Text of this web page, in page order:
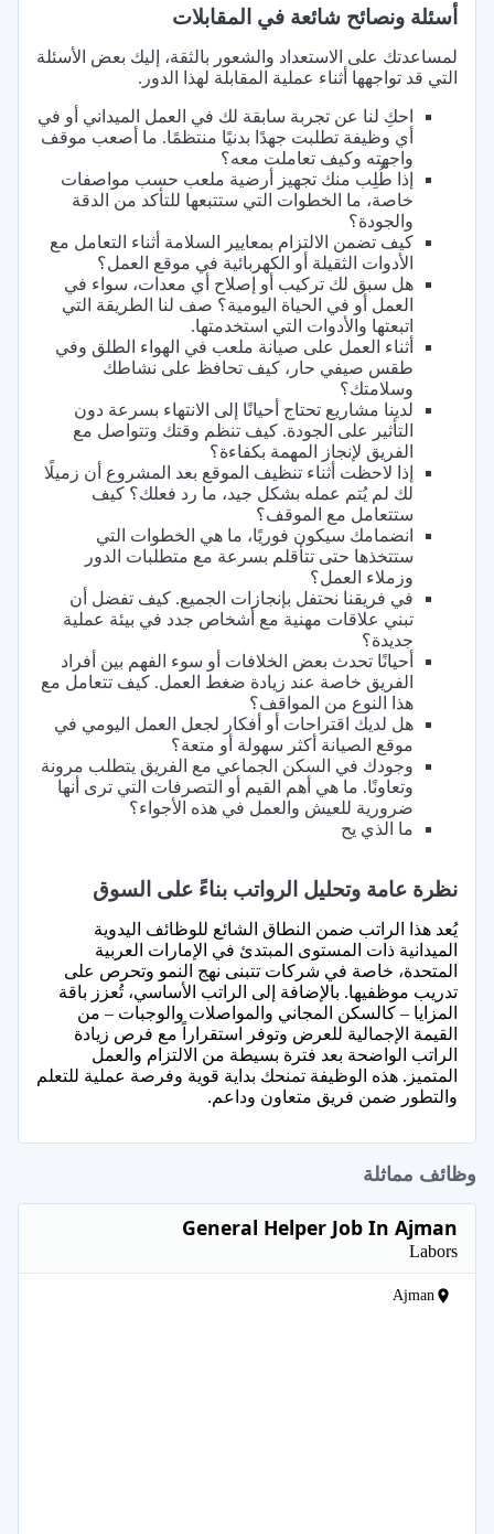
أسئلة ونصائح شائعة في المقابلات
لمساعدتك على الاستعداد والشعور بالثقة، إليك بعض الأسئلة
التي قد تواجهها أثناء عملية المقابلة لهذا الدور.
احكِ لنا عن تجربة سابقة لك في العمل الميداني أو في
أي وظيفة تطلبت جهدًا بدنيًا منتظمًا. ما أصعب موقف
واجهته وكيف تعاملت معه؟
إذا طُلِب منك تجهيز أرضية ملعب حسب مواصفات
خاصة، ما الخطوات التي ستتبعها للتأكد من الدقة
والجودة؟
كيف تضمن الالتزام بمعايير السلامة أثناء التعامل مع
الأدوات الثقيلة أو الكهربائية في موقع العمل؟
هل سبق لك تركيب أو إصلاح أي معدات، سواء في
العمل أو في الحياة اليومية؟ صف لنا الطريقة التي
اتبعتها والأدوات التي استخدمتها.
أثناء العمل على صيانة ملعب في الهواء الطلق وفي
طقس صيفي حار، كيف تحافظ على نشاطك
وسلامتك؟
لدينا مشاريع تحتاج أحيانًا إلى الانتهاء بسرعة دون
التأثير على الجودة. كيف تنظم وقتك وتتواصل مع
الفريق لإنجاز المهمة بكفاءة؟
إذا لاحظت أثناء تنظيف الموقع بعد المشروع أن زميلًا
لك لم يُتم عمله بشكل جيد، ما رد فعلك؟ كيف
ستتعامل مع الموقف؟
انضمامك سيكون فوريًا، ما هي الخطوات التي
ستتخذها حتى تتأقلم بسرعة مع متطلبات الدور
وزملاء العمل؟
في فريقنا نحتفل بإنجازات الجميع. كيف تفضل أن
تبني علاقات مهنية مع أشخاص جدد في بيئة عملية
جديدة؟
أحيانًا تحدث بعض الخلافات أو سوء الفهم بين أفراد
الفريق خاصة عند زيادة ضغط العمل. كيف تتعامل مع
هذا النوع من المواقف؟
هل لديك اقتراحات أو أفكار لجعل العمل اليومي في
موقع الصيانة أكثر سهولة أو متعة؟
وجودك في السكن الجماعي مع الفريق يتطلب مرونة
وتعاونًا. ما هي أهم القيم أو التصرفات التي ترى أنها
ضرورية للعيش والعمل في هذه الأجواء؟
ما الذي يح
نظرة عامة وتحليل الرواتب بناءً على السوق
يُعد هذا الراتب ضمن النطاق الشائع للوظائف اليدوية
الميدانية ذات المستوى المبتدئ في الإمارات العربية
المتحدة، خاصة في شركات تتبنى نهج النمو وتحرص على
تدريب موظفيها. بالإضافة إلى الراتب الأساسي، تُعزز باقة
المزايا – كالسكن المجاني والمواصلات والوجبات – من
القيمة الإجمالية للعرض وتوفر استقراراً مع فرص زيادة
الراتب الواضحة بعد فترة بسيطة من الالتزام والعمل
المتميز. هذه الوظيفة تمنحك بداية قوية وفرصة عملية للتعلم
والتطور ضمن فريق متعاون وداعم.
وظائف مماثلة
General Helper Job In Ajman
Labors
Ajman